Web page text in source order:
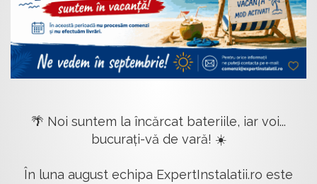
🌴 Noi suntem la încărcat bateriile, iar voi...
bucurați-vă de vară! ☀️
În luna august echipa ExpertInstalatii.ro este